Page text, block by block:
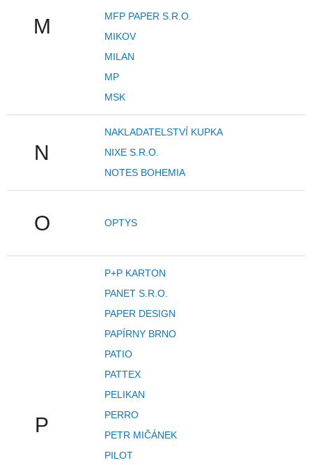
M
MFP PAPER S.R.O.
MIKOV
MILAN
MP
MSK
N
NAKLADATELSTVÍ KUPKA
NIXE S.R.O.
NOTES BOHEMIA
O OPTYS
P
P+P KARTON
PANET S.R.O.
PAPER DESIGN
PAPÍRNY BRNO
PATIO
PATTEX
PELIKAN
PERRO
PETR MIČÁNEK
PILOT